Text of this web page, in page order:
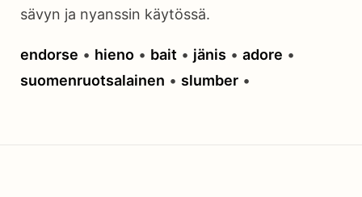
sävyn ja nyanssin käytössä.
endorse • hieno • bait • jänis • adore •
suomenruotsalainen • slumber •